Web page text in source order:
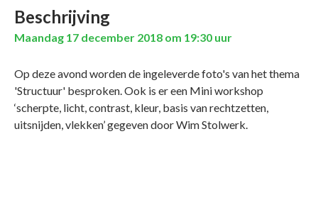
Beschrijving
Maandag 17 december 2018 om 19:30 uur
Op deze avond worden de ingeleverde foto's van het thema
'Structuur' besproken. Ook is er een Mini workshop
‘scherpte, licht, contrast, kleur, basis van rechtzetten,
uitsnijden, vlekken’ gegeven door Wim Stolwerk.